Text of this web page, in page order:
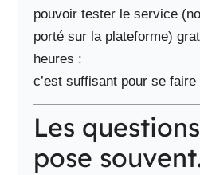
pouvoir tester le service
porté sur la plateforme)
heures :
c’est suffisant pour se faire
Les
pose